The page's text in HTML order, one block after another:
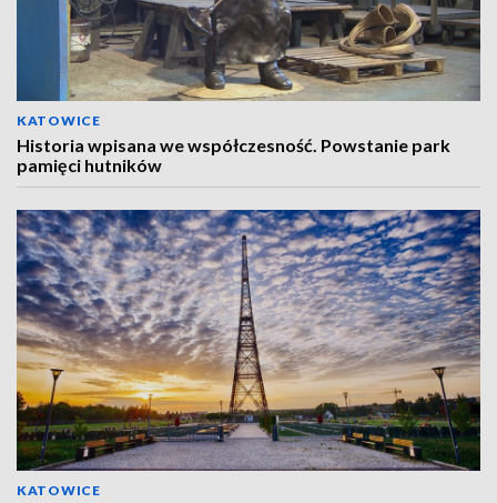
KATOWICE
Historia wpisana we współczesność. Powstanie park
pamięci hutników
KATOWICE